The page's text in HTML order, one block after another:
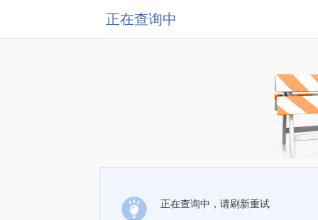
正在查询中
正在查询中，请刷新重试